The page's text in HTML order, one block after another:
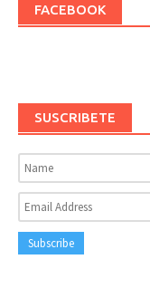
FACEBOOK
SUSCRIBETE